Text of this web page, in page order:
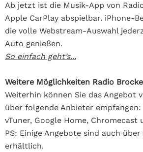
Ab jetzt ist die Musik-App von
Apple CarPlay abspielbar. iPhone-
die volle Webstream-Auswahl
Auto genießen.
So einfach geht’s...
Weitere Möglichkeiten Radio
Weiterhin können Sie das Angebot
über folgende Anbieter
vTuner, Google Home, Chromecast
PS: Einige Angebote sind auch
erhältlich.